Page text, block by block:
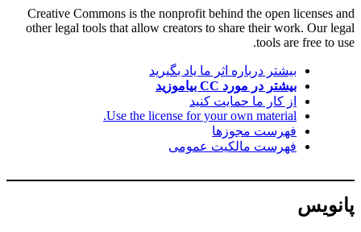
Creative Commons is the nonprofit behind the open licenses and
other legal tools that allow creators to share their work. Our legal
tools are free to use.
بیشتر درباره اثر ما یاد بگیرید
بیشتر در مورد CC بیاموزید
از کار ما حمایت کنید
Use the license for your own material.
فهرست مجوزها
فهرست مالکیت عمومی
پانویس